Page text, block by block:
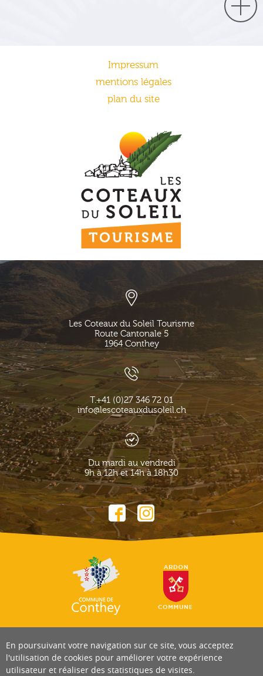
Impressum
mentions légales
plan du site
Les Coteaux du Soleil Tourisme
Route Cantonale 5
1964 Conthey
T.+41 (0)27 346 72 01
info@lescoteauxdusoleil.ch
Du mardi au vendredi
9h à 12h et 14h à 18h30
En poursuivant votre navigation sur ce site, vous acceptez
l'utilisation de cookies pour améliorer votre expérience
utilisateur et réaliser des statistiques de visites.